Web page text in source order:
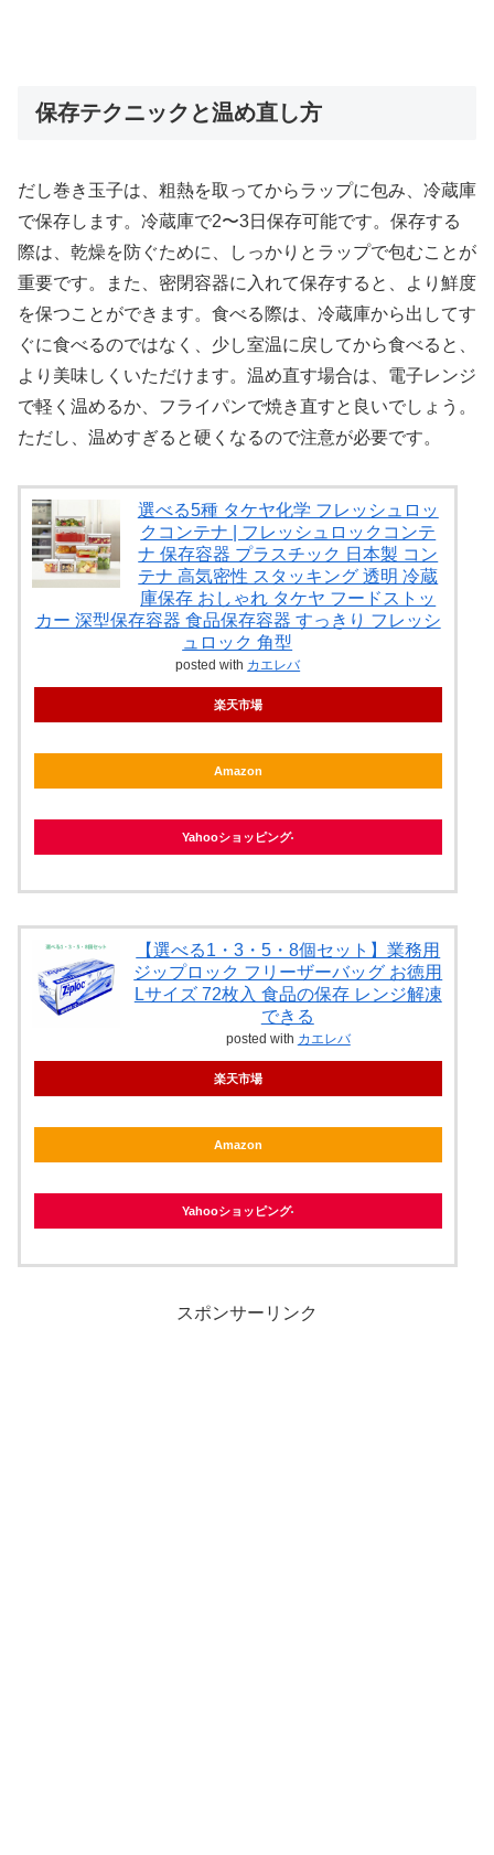
保存テクニックと温め直し方
だし巻き玉子は、粗熱を取ってからラップに包み、冷蔵庫
で保存します。冷蔵庫で2〜3日保存可能です。保存する
際は、乾燥を防ぐために、しっかりとラップで包むことが
重要です。また、密閉容器に入れて保存すると、より鮮度
を保つことができます。食べる際は、冷蔵庫から出してす
ぐに食べるのではなく、少し室温に戻してから食べると、
より美味しくいただけます。温め直す場合は、電子レンジ
で軽く温めるか、フライパンで焼き直すと良いでしょう。
ただし、温めすぎると硬くなるので注意が必要です。
選べる5種 タケヤ化学 フレッシュロッ
クコンテナ | フレッシュロックコンテ
ナ 保存容器 プラスチック 日本製 コン
テナ 高気密性 スタッキング 透明 冷蔵
庫保存 おしゃれ タケヤ フードストッ
カー 深型保存容器 食品保存容器 すっきり フレッシ
ュロック 角型
posted with カエレバ
楽天市場
Amazon
Yahooショッピング
【選べる1・3・5・8個セット】業務用
ジップロック フリーザーバッグ お徳用
Lサイズ 72枚入 食品の保存 レンジ解凍
できる
posted with カエレバ
楽天市場
Amazon
Yahooショッピング
スポンサーリンク